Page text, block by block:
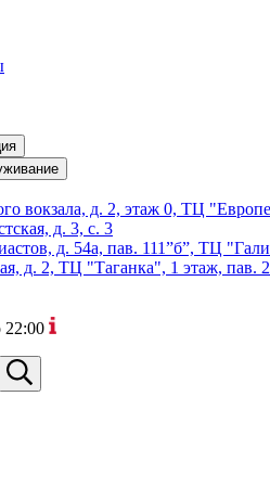
вокзала, д. 2, этаж 0, ТЦ
д. 3, с. 3
д. 54а, пав. 111”б”, ТЦ
д. 2, ТЦ "Таганка", 1 этаж, пав.
22:00